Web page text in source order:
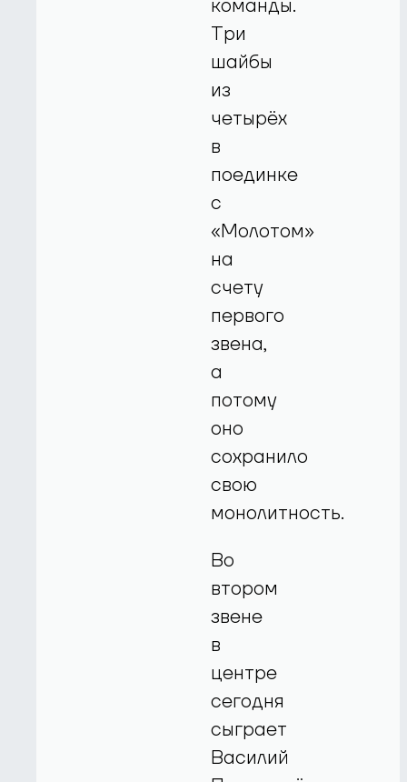
команды.
Три
шайбы
из
четырёх
в
поединке
с
«Молотом»
на
счету
первого
звена,
а
потому
оно
сохранило
свою
монолитность.
Во
втором
звене
в
центре
сегодня
сыграет
Василий